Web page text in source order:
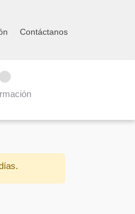
Contáctanos